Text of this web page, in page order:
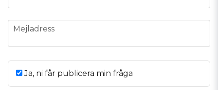
email
Mejladress
Ja, ni får publicera min fråga